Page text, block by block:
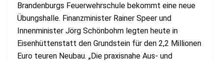
Brandenburgs Feuerwehrschule bekommt eine neue
Übungshalle. Finanzminister Rainer Speer und
Innenminister Jörg Schönbohm legten heute in
Eisenhüttenstatt den Grundstein für den 2,2 Millionen
Euro teuren Neubau. „Die praxisnahe Aus- und